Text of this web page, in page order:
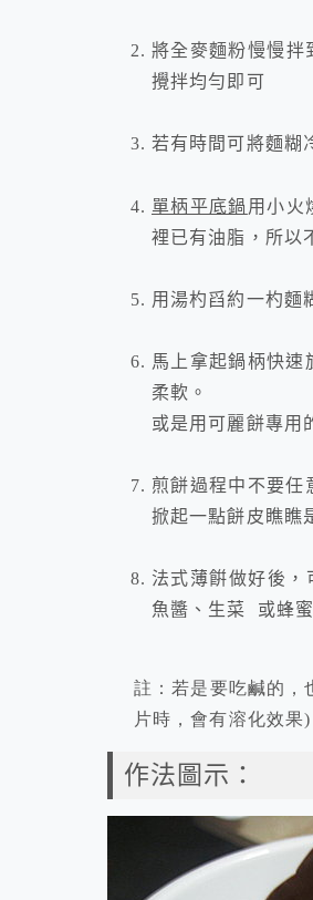
將全麥麵粉慢慢拌
攪拌均勻即可
若有時間可將麵糊
單柄平底鍋 用小火
裡已有油脂，所以
用湯杓舀約一杓麵
馬上拿起鍋柄快速
柔軟。
或是用可麗餅專用
煎餅過程中不要任
掀起一點餅皮瞧瞧
法式薄餠做好後，
魚醬、生菜
或蜂
註：若是要吃鹹的，
片時，會有溶化效果)
作法圖示：